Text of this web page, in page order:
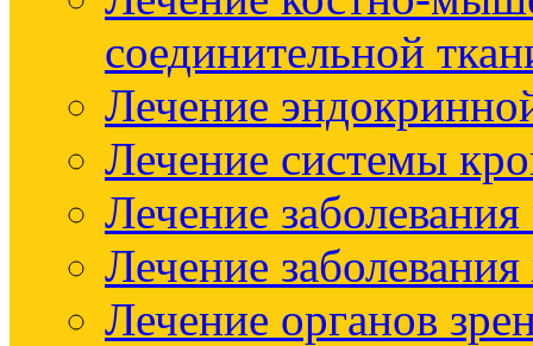
соединительной
Лечение
Лечение системы
Лечение
Лечение
Лечение органов